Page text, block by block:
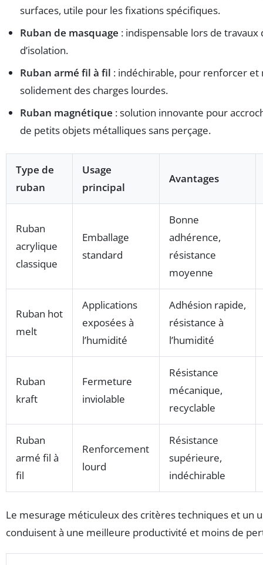
surfaces, utile pour les fixations spécifiques.
Ruban de masquage : indispensable lors de
d’isolation.
Ruban armé fil à fil : indéchirable, pour renforcer
solidement des charges lourdes.
Ruban magnétique : solution innovante pour
de petits objets métalliques sans perçage.
Type de
ruban
Usage
principal
Avantages
Ruban
acrylique
classique
Emballage
standard
Bonne
adhérence,
résistance
moyenne
Ruban hot
melt
Applications
exposées à
l’humidité
Adhésion rapide,
résistance à
l’humidité
Ruban
kraft
Fermeture
inviolable
Résistance
mécanique,
recyclable
Ruban
armé fil à
fil
Renforcement
lourd
Résistance
supérieure,
indéchirable
Le mesurage méticuleux des critères techniques et un
conduisent à une meilleure productivité et moins de